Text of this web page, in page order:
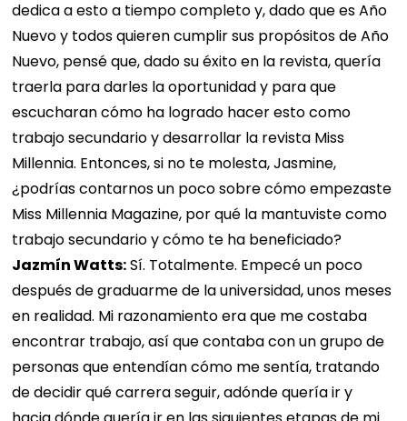
dedica a esto a tiempo completo y, dado que es Año
Nuevo y todos quieren cumplir sus propósitos de Año
Nuevo, pensé que, dado su éxito en la revista, quería
traerla para darles la oportunidad y para que
escucharan cómo ha logrado hacer esto como
trabajo secundario y desarrollar la revista Miss
Millennia. Entonces, si no te molesta, Jasmine,
¿podrías contarnos un poco sobre cómo empezaste
Miss Millennia Magazine, por qué la mantuviste como
trabajo secundario y cómo te ha beneficiado?
Jazmín Watts:Sí. Totalmente. Empecé un poco
después de graduarme de la universidad, unos meses
en realidad. Mi razonamiento era que me costaba
encontrar trabajo, así que contaba con un grupo de
personas que entendían cómo me sentía, tratando
de decidir qué carrera seguir, adónde quería ir y